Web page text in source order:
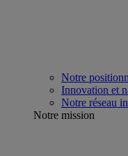
Notre
Innovation et
Notre réseau
Notre mission